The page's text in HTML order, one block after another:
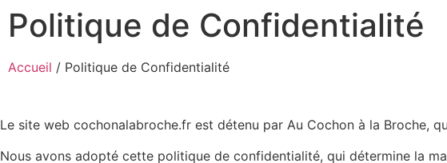
Politique de Confidentialité
Accueil / Politique de Confidentialité
Le site web cochonalabroche.fr est détenu par Au Cochon à la Broche,
Nous avons adopté cette politique de confidentialité, qui détermine la